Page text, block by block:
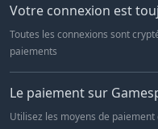
Votre connexion est
Toutes les connexions sont
paiements
Le paiement sur
Utilisez les moyens de